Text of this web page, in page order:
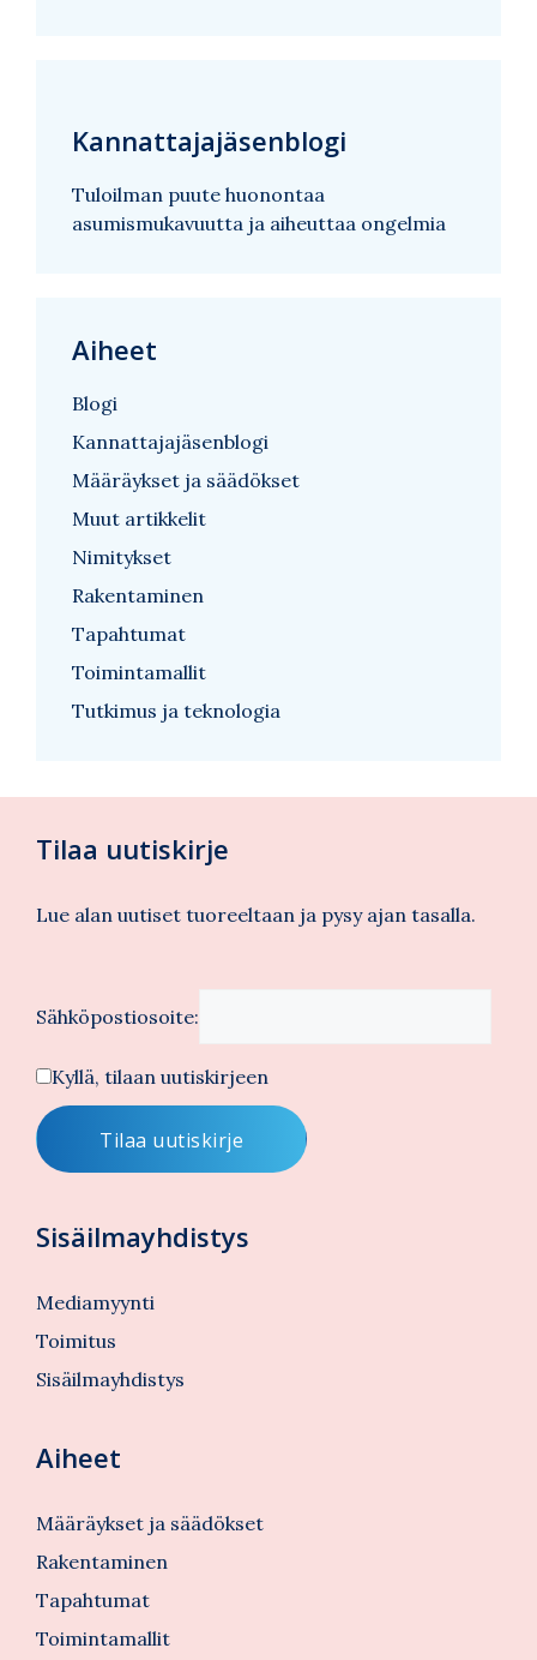
Kannattajajäsenblogi
Tuloilman puute huonontaa
asumismukavuutta ja aiheuttaa ongelmia
Aiheet
Blogi
Kannattajajäsenblogi
Määräykset ja säädökset
Muut artikkelit
Nimitykset
Rakentaminen
Tapahtumat
Toimintamallit
Tutkimus ja teknologia
Tilaa uutiskirje
Lue alan uutiset tuoreeltaan ja pysy ajan tasalla.
Sähköpostiosoite:
Kyllä, tilaan uutiskirjeen
Sisäilmayhdistys
Mediamyynti
Toimitus
Sisäilmayhdistys
Aiheet
Määräykset ja säädökset
Rakentaminen
Tapahtumat
Toimintamallit